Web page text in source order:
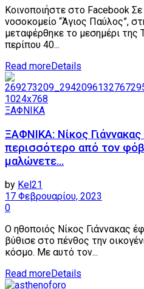
Κοινοποιήστε στο Facebook
νοσοκομείο “Άγιος Παύλος”,
μεταφέρθηκε το μεσημέρι της
περίπου 40...
Read moreDetails
ΞΑΦΝΙΚΑ
ΞΑΦΝΙΚΑ: Νίκος
περισσότερο από τον
μαλώνετε…
by Kel21
17 Φεβρουαρίου, 2023
0
Ο ηθοποιός Νίκος Γιάννακας
βύθισε στο πένθος την
κόσμο. Με αυτό τον...
Read moreDetails